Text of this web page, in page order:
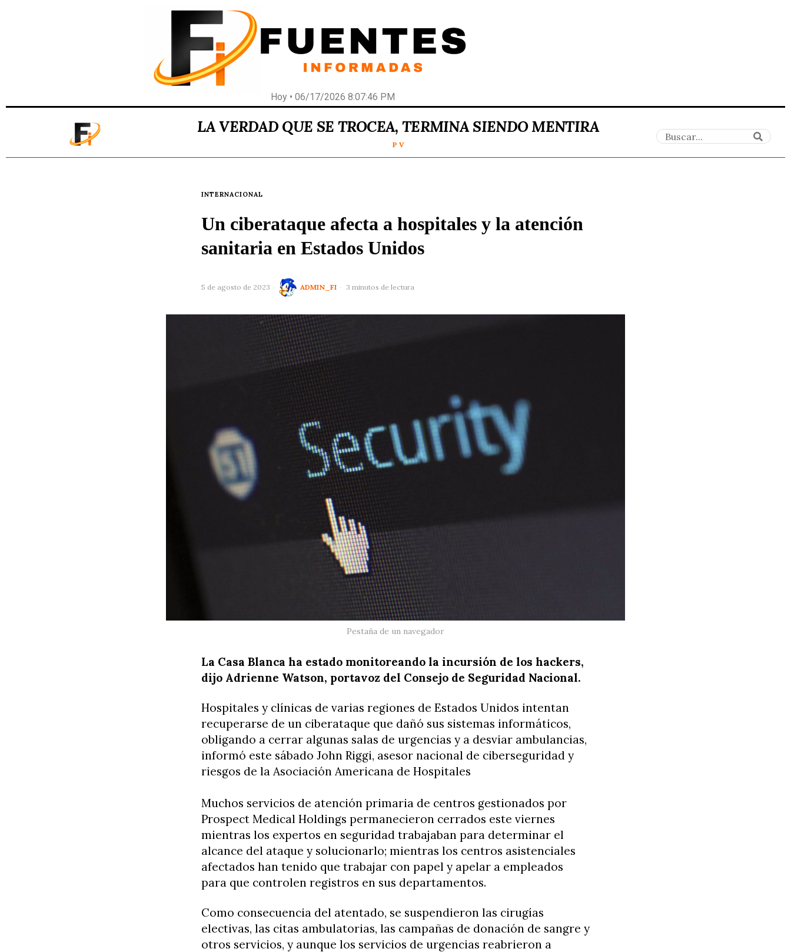
Hoy • 06/17/2026 8:07:46 PM
LA VERDAD QUE SE TROCEA, TERMINA SIENDO MENTIRA
P V
INTERNACIONAL
Un ciberataque afecta a hospitales y la atención
sanitaria en Estados Unidos
5 de agosto de 2023 ADMIN_FI 3 minutos de lectura
Pestaña de un navegador
La Casa Blanca ha estado monitoreando la incursión de los hackers,
dijo Adrienne Watson, portavoz del Consejo de Seguridad Nacional.
Hospitales y clínicas de varias regiones de Estados Unidos intentan
recuperarse de un ciberataque que dañó sus sistemas informáticos,
obligando a cerrar algunas salas de urgencias y a desviar ambulancias,
informó este sábado John Riggi, asesor nacional de ciberseguridad y
riesgos de la Asociación Americana de Hospitales
Muchos servicios de atención primaria de centros gestionados por
Prospect Medical Holdings permanecieron cerrados este viernes
mientras los expertos en seguridad trabajaban para determinar el
alcance del ataque y solucionarlo; mientras los centros asistenciales
afectados han tenido que trabajar con papel y apelar a empleados
para que controlen registros en sus departamentos.
Como consecuencia del atentado, se suspendieron las cirugías
electivas, las citas ambulatorias, las campañas de donación de sangre y
otros servicios, y aunque los servicios de urgencias reabrieron a